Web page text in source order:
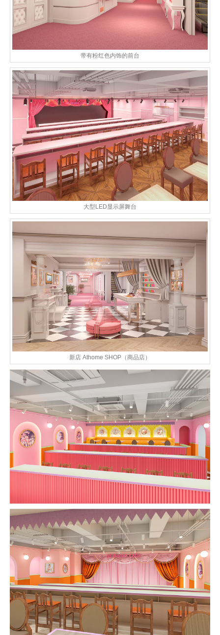
带有粉红色内饰的前台
大型LED显示屏舞台
新店 Athome SHOP（商品店）